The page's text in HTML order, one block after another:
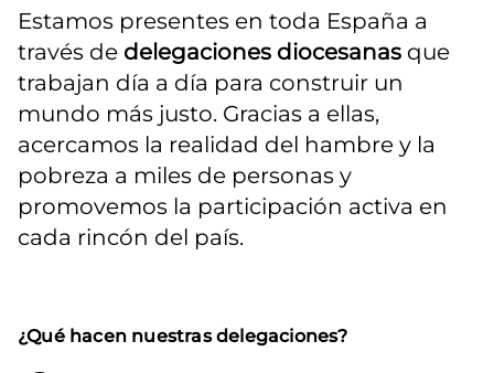
Estamos presentes en toda España a
través de delegaciones diocesanas que
trabajan día a día para construir un
mundo más justo. Gracias a ellas,
acercamos la realidad del hambre y la
pobreza a miles de personas y
promovemos la participación activa en
cada rincón del país.
¿Qué hacen nuestras delegaciones?